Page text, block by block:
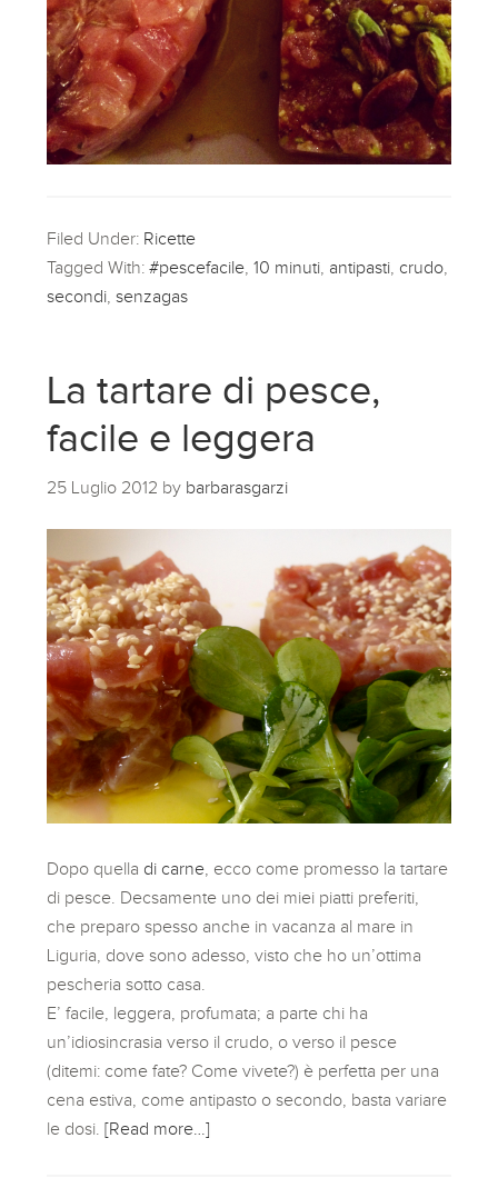
Filed Under: Ricette
Tagged With:#pescefacile ,10 minuti antipasti crudo
secondi ,senzagas
La tartare di pesce,
facile e leggera
25 Luglio 2012 by barbarasgarzi
Dopo quella di carne , ecco come promesso la tartare
di pesce. Decsamente uno dei miei piatti preferiti,
che preparo spesso anche in vacanza al mare in
Liguria, dove sono adesso, visto che ho un’ottima
pescheria sotto casa.
E’ facile, leggera, profumata; a parte chi ha
un’idiosincrasia verso il crudo, o verso il pesce
(ditemi: come fate? Come vivete?) è perfetta per una
cena estiva, come antipasto o secondo, basta variare
le dosi.[Read more…]